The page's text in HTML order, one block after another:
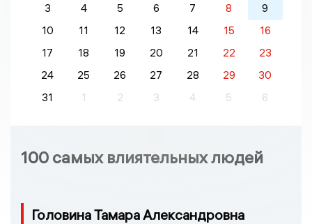
3
4 5 6 7 8
9
10
11 12 13 14 15
16
17
18 19 20 21 22
23
24
25 26 27 28 29
30
31
1 2 3 4 5 6
100 самых влиятельных людей
Головина Тамара Александровна